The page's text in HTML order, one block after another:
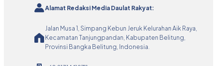
Alamat Redaksi Media Daulat Rakyat:
Jalan Musa 1, Simpang Kebun Jeruk Kelurahan Aik Raya,
Kecamatan Tanjungpandan, Kabupaten Belitung,
Provinsi Bangka Belitung, Indonesia.